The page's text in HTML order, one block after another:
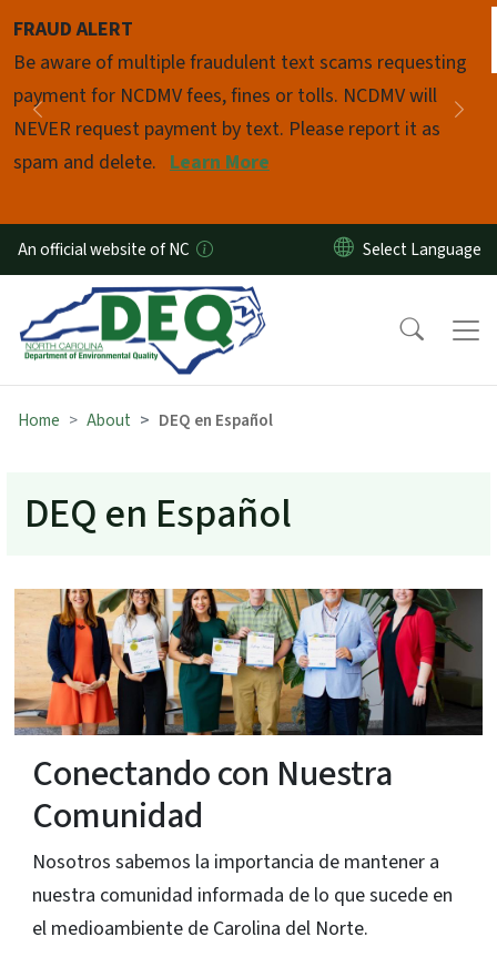
FRAUD ALERT
Be aware of multiple fraudulent text scams requesting
payment for NCDMV fees, fines or tolls. NCDMV will
NEVER request payment by text. Please report it as
spam and delete. Learn More
Previous
Pause
An official website of NC
Home About DEQ en Español
DEQ en Español
Nuestra
de mantener a
de lo que sucede en
del Norte.
Trabaja En DEQ
conocimientos,
entorno sólido y seguro
allá.